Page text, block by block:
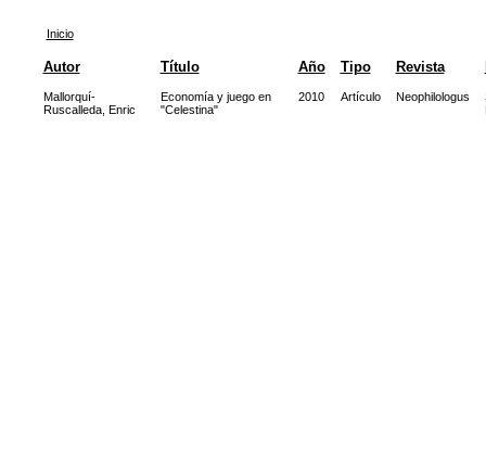
Inicio
Autor Título Año Tipo Revista
Mallorquí-
Ruscalleda, Enric
Economía y juego en
"Celestina"
2010 Artículo Neophilologus